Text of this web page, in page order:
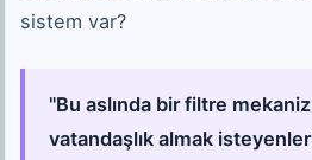
sistem var?
"Bu aslında bir filtre
vatandaşlık almak